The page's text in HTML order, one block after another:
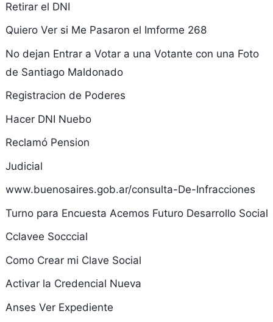
Retirar el DNI
Quiero Ver si Me Pasaron el Imforme 268
No dejan Entrar a Votar a una Votante con una Foto
de Santiago Maldonado
Registracion de Poderes
Hacer DNI Nuebo
Reclamó Pension
Judicial
www.buenosaires.gob.ar/consulta-De-Infracciones
Turno para Encuesta Acemos Futuro Desarrollo Social
Cclavee Socccial
Como Crear mi Clave Social
Activar la Credencial Nueva
Anses Ver Expediente